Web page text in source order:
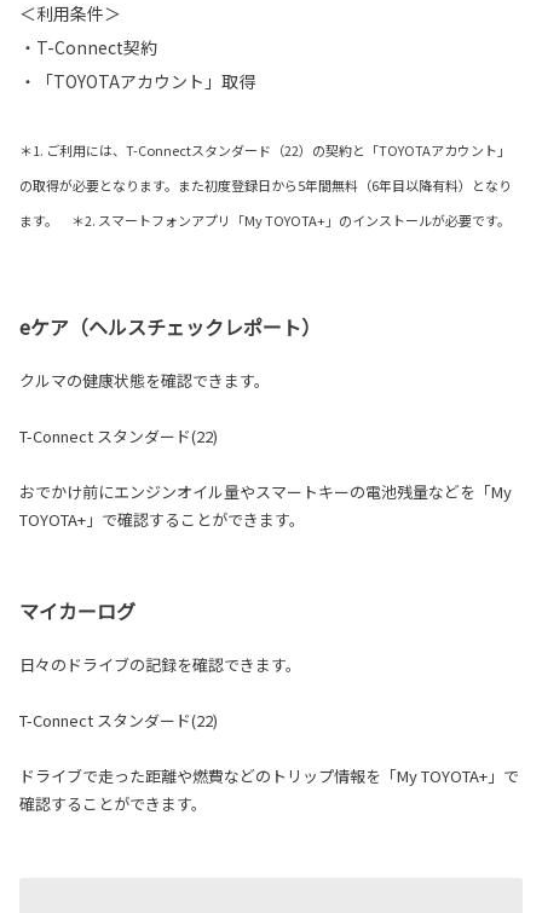
＜利用条件＞
・T-Connect契約
・「TOYOTAアカウント」取得
＊1. ご利用には、T-Connectスタンダード（22）の契約と「TOYOTAアカウント」
の取得が必要となります。また初度登録日から5年間無料（6年目以降有料）となり
ます。 ＊2. スマートフォンアプリ「My TOYOTA+」のインストールが必要です。
eケア（ヘルスチェックレポート）
クルマの健康状態を確認できます。
T-Connect スタンダード(22)
おでかけ前にエンジンオイル量やスマートキーの電池残量などを「My
TOYOTA+」で確認することができます。
マイカーログ
日々のドライブの記録を確認できます。
T-Connect スタンダード(22)
ドライブで走った距離や燃費などのトリップ情報を「My TOYOTA+」で
確認することができます。